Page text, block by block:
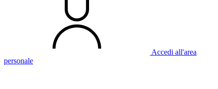
Accedi all'area
personale